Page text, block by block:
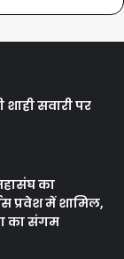
सवारी पर
का
प्रवेश में शामिल,
का संगम